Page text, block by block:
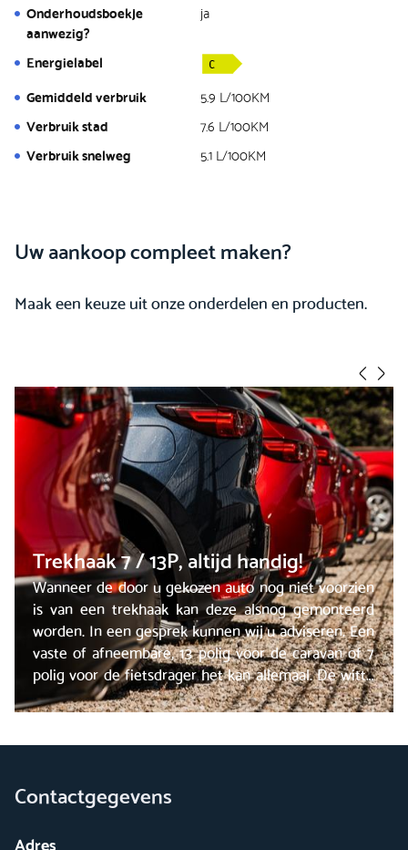
Onderhoudsboekje
aanwezig?
ja
Energielabel
Gemiddeld verbruik
5.9 L/100KM
Verbruik stad
7.6 L/100KM
Verbruik snelweg
5.1 L/100KM
Uw aankoop compleet maken?
Maak een keuze uit onze onderdelen en producten.
Trekhaak 7 / 13P, altijd handig!
Wanneer de door u gekozen auto nog niet voorzien
is van een trekhaak kan deze alsnog gemonteerd
worden. In een gesprek kunnen wij u adviseren. Een
vaste of afneembare, 13 polig voor de caravan of 7
polig voor de fietsdrager het kan allemaal. De witte
plaat krijgt u erbij!
Contactgegevens
Adres